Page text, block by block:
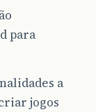
para
a
jogos